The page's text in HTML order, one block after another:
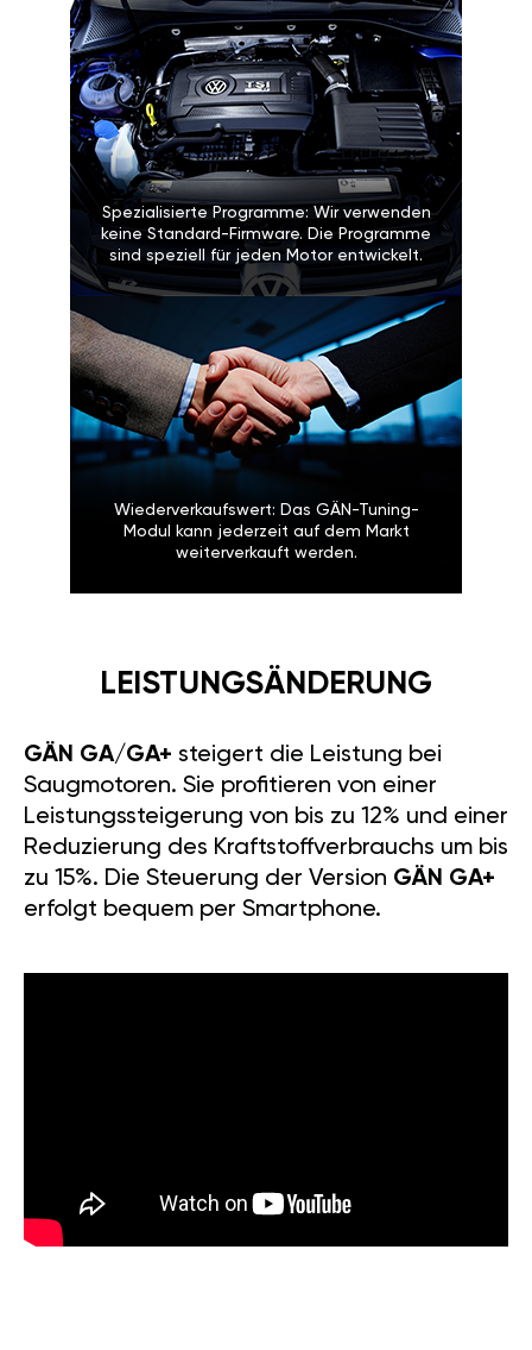
Spezialisierte Programme: Wir verwenden
keine Standard-Firmware. Die Programme
sind speziell für jeden Motor entwickelt.
Wiederverkaufswert: Das GÄN-Tuning-
Modul kann jederzeit auf dem Markt
weiterverkauft werden.
LEISTUNGSÄNDERUNG
GÄN GA/GA+ steigert die Leistung bei
Saugmotoren. Sie profitieren von einer
Leistungssteigerung von bis zu 12% und einer
Reduzierung des Kraftstoffverbrauchs um bis
zu 15%. Die Steuerung der Version GÄN GA+
erfolgt bequem per Smartphone.